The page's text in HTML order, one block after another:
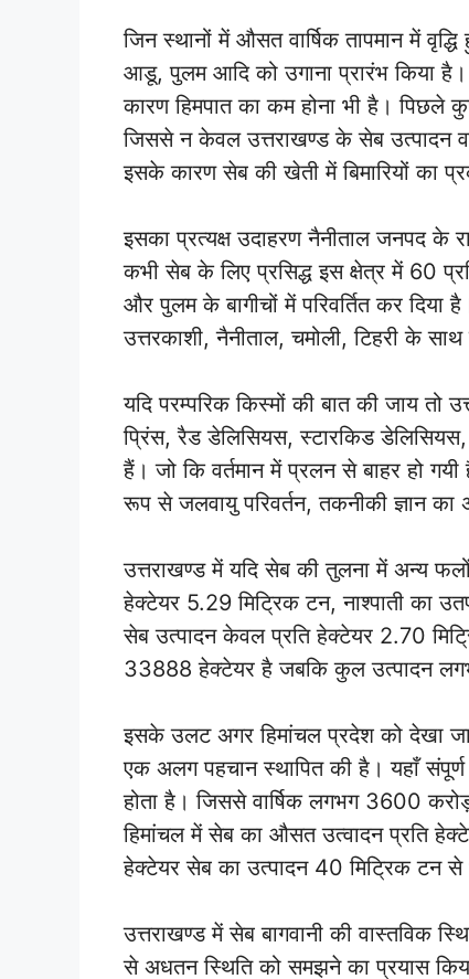
जिन स्थानों में औसत वार्षिक तापमान में
आडू, पुलम आदि को उगाना प्रारंभ किया
कारण हिमपात का कम होना भी है। पिछले
जिससे न केवल उत्तराखण्ड के सेब उत्पादन
इसके कारण सेब की खेती में बिमारियों का
इसका प्रत्यक्ष उदाहरण नैनीताल जनपद के
कभी सेब के लिए प्रसिद्ध इस क्षेत्र में 60
और पुलम के बागीचों में परिवर्तित कर
उत्तरकाशी, नैनीताल, चमोली, टिहरी के
यदि परम्परिक किस्मों की बात की जाय तो
प्रिंस, रैड डेलिसियस, स्टारकिड
हैं। जो कि वर्तमान में प्रलन से बाहर हो
रूप से जलवायु परिवर्तन, तकनीकी ज्ञान
उत्तराखण्ड में यदि सेब की तुलना में अन्य
हेक्टेयर 5.29 मिट्रिक टन, नाश्पाती का
सेब उत्पादन केवल प्रति हेक्टेयर 2.70
33888 हेक्टेयर है जबकि कुल उत्पादन
इसके उलट अगर हिमांचल प्रदेश को देखा
एक अलग पहचान स्थापित की है। यहाँ
होता है। जिससे वार्षिक लगभग 3600
हिमांचल में सेब का औसत उत्वादन प्रति
हेक्टेयर सेब का उत्पादन 40 मिट्रिक टन
उत्तराखण्ड में सेब बागवानी की वास्तविक
से अधतन स्थिति को समझने का प्रयास